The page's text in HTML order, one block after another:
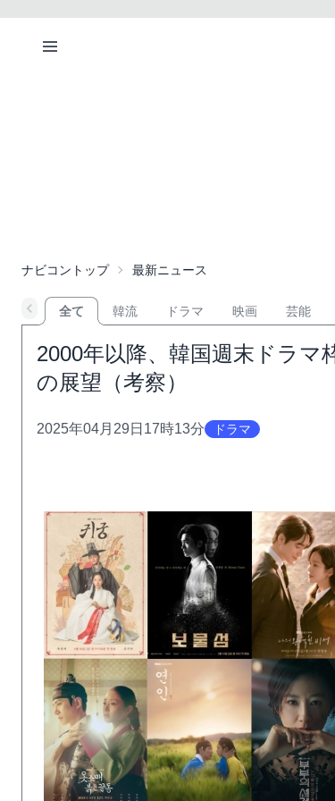
ナビコントップ 最新ニュース
全て 韓流 ドラマ 映画 芸能
2000年以降、韓国週末ドラ
の展望（考察）
2025年04月29日17時13分 ドラマ